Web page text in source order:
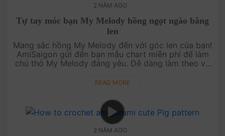
2 NĂM AGO
Tự tay móc bạn My Melody hồng ngọt ngào bằng
len
Mang sắc hồng My Melody đến với góc len của bạn!
AmiSaigon gửi đến bạn mẫu chart miễn phí để làm
chú thỏ My Melody đáng yêu. Dễ dàng làm theo và
Melody và thêm chút sắ....
READ MORE
2 NĂM AGO